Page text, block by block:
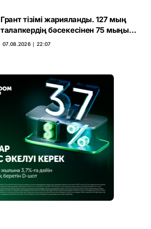
Грант тізімі жарияланды. 127 мың
талапкердің бәсекесінен 75 мыңы
өтті
07.08.2026 ∣ 22:07